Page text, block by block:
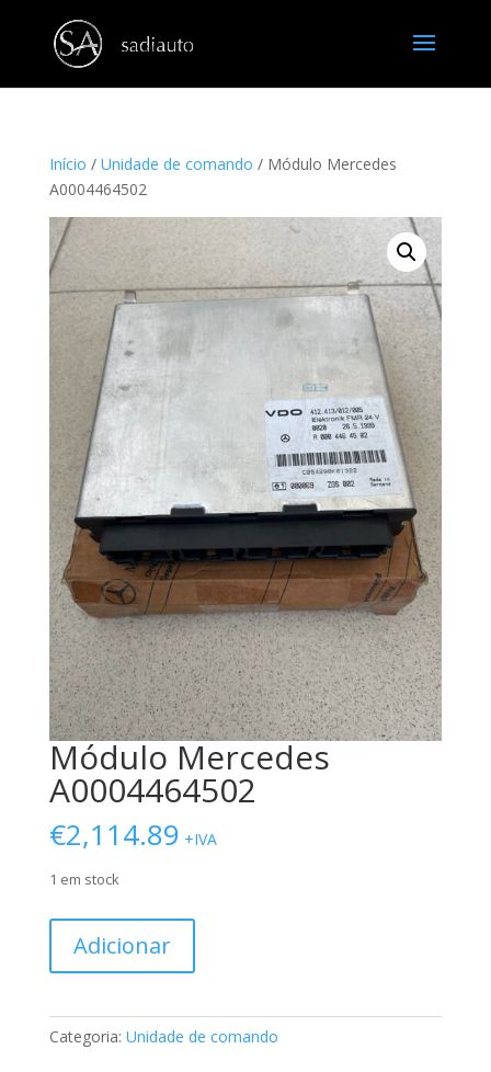
Início / Unidade de comando / Módulo Mercedes
A0004464502
Módulo Mercedes
A0004464502
€2,114.89 +IVA
1 em stock
Módulo
A0004464502
Adicionar
Categoria: Unidade de comando